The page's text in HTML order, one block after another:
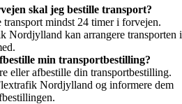
skal jeg bestille transport?
transport mindst 24 timer i forvejen.
Nordjylland kan arrangere transporten i
min transportbestilling?
eller afbestille din transportbestilling.
Nordjylland og informere dem